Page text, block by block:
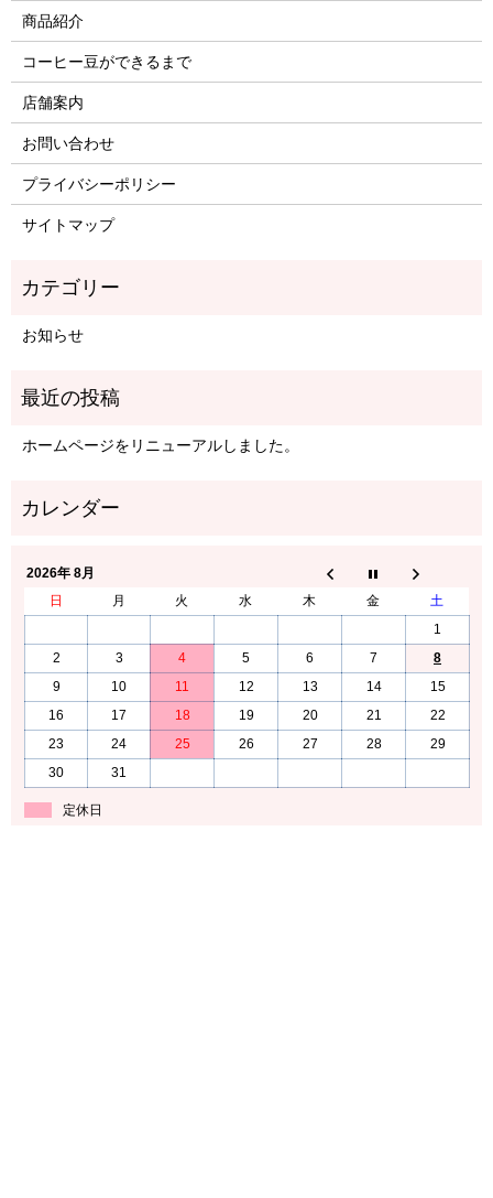
商品紹介
コーヒー豆ができるまで
店舗案内
お問い合わせ
プライバシーポリシー
サイトマップ
お知らせ
ホームページをリニューアルしました。
2026年 8月
日
月 火 水 木 金
土
1
2
3 4 5 6 7
8
9
10 11 12 13 14
15
16
17 18 19 20 21
22
23
24 25 26 27 28
29
30
31
定休日